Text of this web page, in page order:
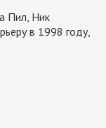
Пил, Ник
в 1998 году,